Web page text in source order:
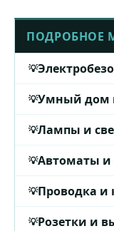
ПОДРОБНОЕ
Умный дом
Лампы и
Автоматы
Проводка и
Розетки и